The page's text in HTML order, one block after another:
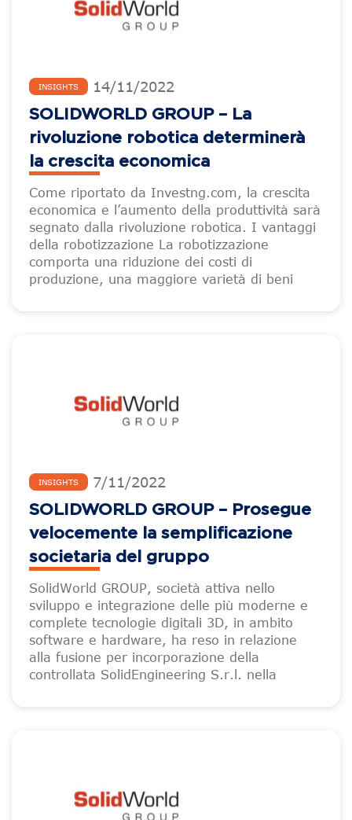
INSIGHTS 14/11/2022
SOLIDWORLD GROUP – La
rivoluzione robotica determinerà
la crescita economica
Come riportato da Investng.com, la crescita
economica e l’aumento della produttività sarà
segnato dalla rivoluzione robotica. I vantaggi
della robotizzazione La robotizzazione
comporta una riduzione dei costi di
produzione, una maggiore varietà di beni
INSIGHTS 7/11/2022
SOLIDWORLD GROUP – Prosegue
velocemente la semplificazione
societaria del gruppo
SolidWorld GROUP, società attiva nello
sviluppo e integrazione delle più moderne e
complete tecnologie digitali 3D, in ambito
software e hardware, ha reso in relazione
alla fusione per incorporazione della
controllata SolidEngineering S.r.l. nella